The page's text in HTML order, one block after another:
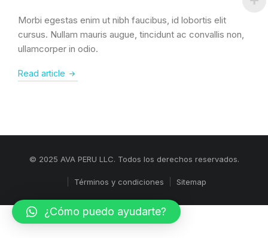
Morbi egestas enim ut nibh faucibus, id lobortis elit
cursus. Nullam mauris augue, tincidunt ac convallis non,
ullamcorper in odio.
Read article
© 2025 AVA PERU LLC. Todos los derechos reservados.
Términos y condiciones Sitemap
¿Cómo puedo ayudarte?